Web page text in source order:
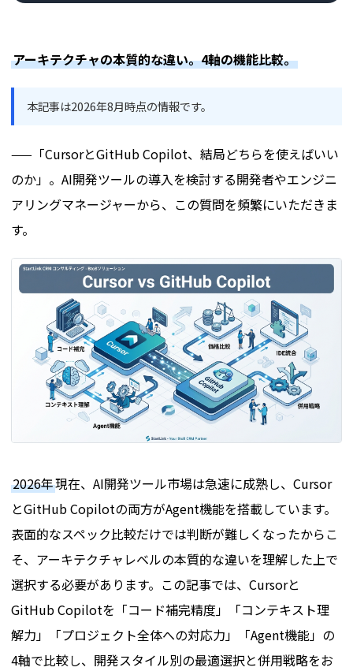
アーキテクチャの本質的な違い。4軸の機能比較。
本記事は2026年8月時点の情報です。
——「CursorとGitHub Copilot、結局どちらを使えばいい
のか」。AI開発ツールの導入を検討する開発者やエンジニ
アリングマネージャーから、この質問を頻繁にいただきま
す。
2026年現在、AI開発ツール市場は急速に成熟し、Cursor
とGitHub Copilotの両方がAgent機能を搭載しています。
表面的なスペック比較だけでは判断が難しくなったからこ
そ、アーキテクチャレベルの本質的な違いを理解した上で
選択する必要があります。この記事では、Cursorと
GitHub Copilotを「コード補完精度」「コンテキスト理
解力」「プロジェクト全体への対応力」「Agent機能」の
4軸で比較し、開発スタイル別の最適選択と併用戦略をお